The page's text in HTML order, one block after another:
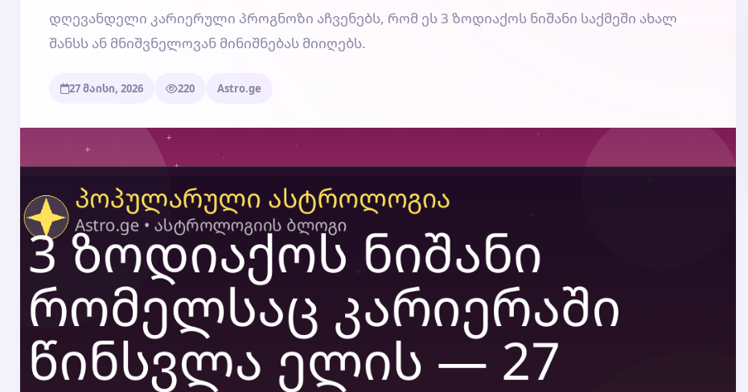
დღევანდელი კარიერული პროგნოზი აჩვენებს, რომ ეს 3 ზოდიაქოს ნიშანი საქმეში ახალ
შანსს ან მნიშვნელოვან მინიშნებას მიიღებს.
27 მაისი, 2026 220 Astro.ge